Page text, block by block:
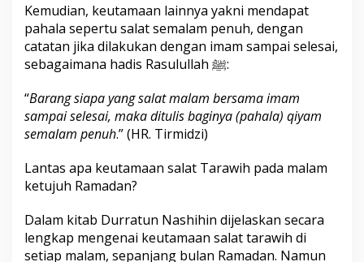
Kemudian, keutamaan lainnya yakni mendapat
pahala sepertu salat semalam penuh, dengan
catatan jika dilakukan dengan imam sampai selesai,
sebagaimana hadis Rasulullah ﷺ:
“Barang siapa yang salat malam bersama imam
sampai selesai, maka ditulis baginya (pahala) qiyam
semalam penuh.” (HR. Tirmidzi)
Lantas apa keutamaan salat Tarawih pada malam
ketujuh Ramadan?
Dalam kitab Durratun Nashihin dijelaskan secara
lengkap mengenai keutamaan salat tarawih di
setiap malam, sepanjang bulan Ramadan. Namun